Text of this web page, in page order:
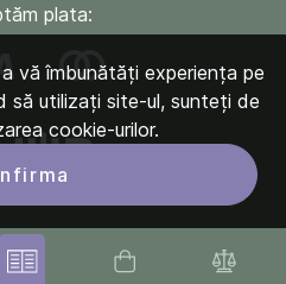
plata:
vă îmbunătăți experiența pe
să utilizați site-ul, sunteți de
cookie-urilor.